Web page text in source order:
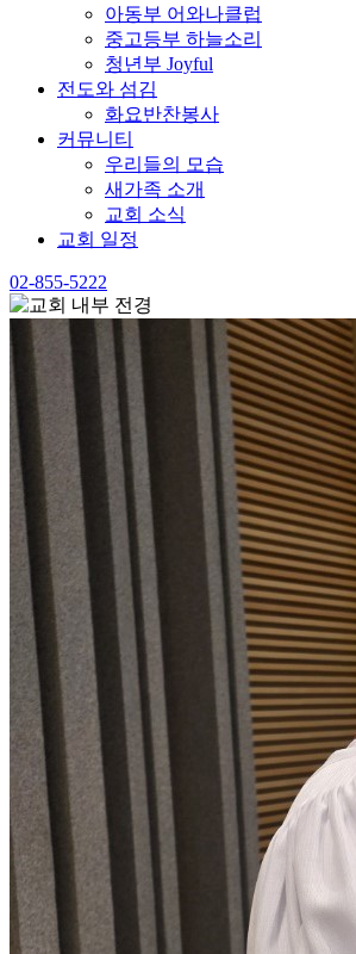
아동부 어와나클럽
중고등부 하늘소리
청년부 Joyful
전도와 섬김
화요반찬봉사
커뮤니티
우리들의 모습
새가족 소개
교회 소식
교회 일정
02-855-5222